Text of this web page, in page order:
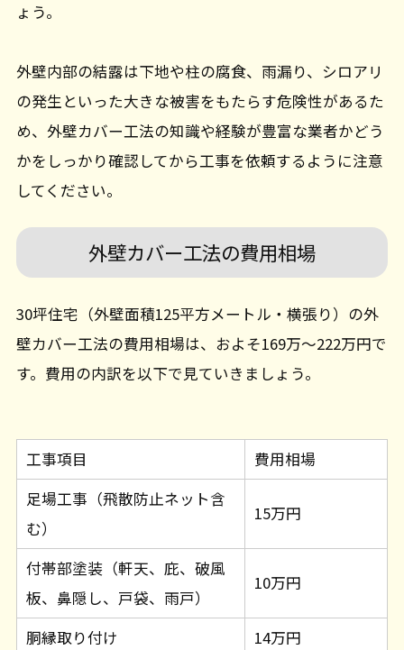
ょう。
外壁内部の結露は下地や柱の腐食、雨漏り、シロアリ
の発生といった大きな被害をもたらす危険性があるた
め、外壁カバー工法の知識や経験が豊富な業者かどう
かをしっかり確認してから工事を依頼するように注意
してください。
外壁カバー工法の費用相場
30坪住宅（外壁面積125平方メートル・横張り）の外
壁カバー工法の費用相場は、およそ169万～222万円で
す。費用の内訳を以下で見ていきましょう。
工事項目
費用相場
足場工事（飛散防止ネット含
む）
15万円
付帯部塗装（軒天、庇、破風
板、鼻隠し、戸袋、雨戸）
10万円
胴縁取り付け
14万円